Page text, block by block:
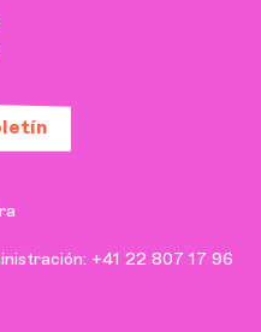
+41 22 807 17 96